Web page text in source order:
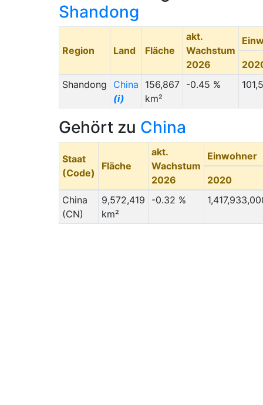
Shandong
Region Land Fläche
akt.
Wachstum
2026
Shandong
China
(i)
156,867
km²
-0.45 %
Gehört zu China
Staat
(Code)
Fläche
akt.
Wachstum
2026
Einwohner
2020
China
(CN)
9,572,419
km²
-0.32 %